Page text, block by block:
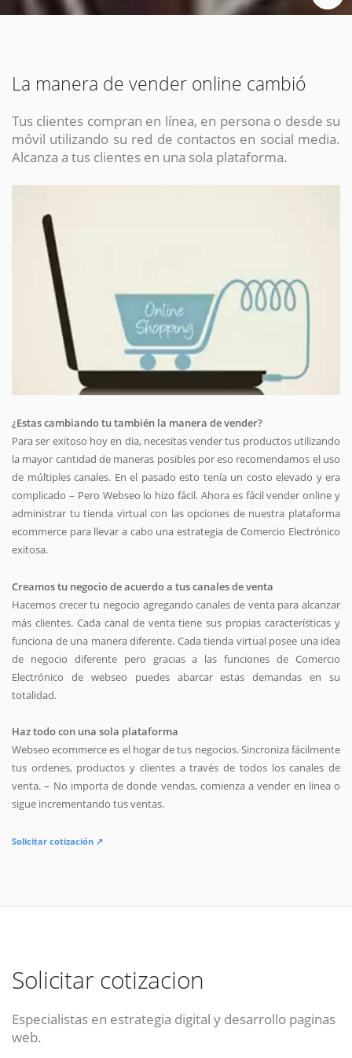
La manera de vender online cambió
Tus clientes compran en línea, en persona o desde su
móvil utilizando su red de contactos en social media.
Alcanza a tus clientes en una sola plataforma.
¿Estas cambiando tu también la manera de vender?
Para ser exitoso hoy en dia, necesitas vender tus productos utilizando
la mayor cantidad de maneras posibles por eso recomendamos el uso
de múltiples canales. En el pasado esto tenía un costo elevado y era
complicado – Pero Webseo lo hizo fácil. Ahora es fácil vender online y
administrar tu tienda virtual con las opciones de nuestra plataforma
ecommerce para llevar a cabo una estrategia de Comercio Electrónico
exitosa.
Creamos tu negocio de acuerdo a tus canales de venta
Hacemos crecer tu negocio agregando canales de venta para alcanzar
más clientes. Cada canal de venta tiene sus propias características y
funciona de una manera diferente. Cada tienda virtual posee una idea
de negocio diferente pero gracias a las funciones de Comercio
Electrónico de webseo puedes abarcar estas demandas en su
totalidad.
Haz todo con una sola plataforma
Webseo ecommerce es el hogar de tus negocios. Sincroniza fácilmente
tus ordenes, productos y clientes a través de todos los canales de
venta. – No importa de donde vendas, comienza a vender en linea o
sigue incrementando tus ventas.
Solicitar cotización ↗
Solicitar cotizacion
Especialistas en estrategia digital y desarrollo paginas
web.